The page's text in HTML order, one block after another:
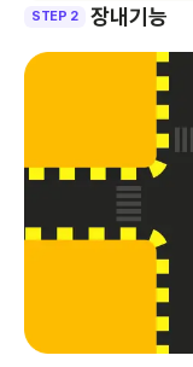
STEP 2 장내기능